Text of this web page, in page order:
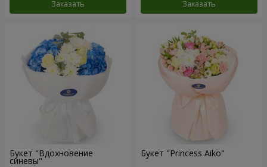
Заказать Заказать
Букет "Вдохновение
синевы"
Букет "Princess Aiko"